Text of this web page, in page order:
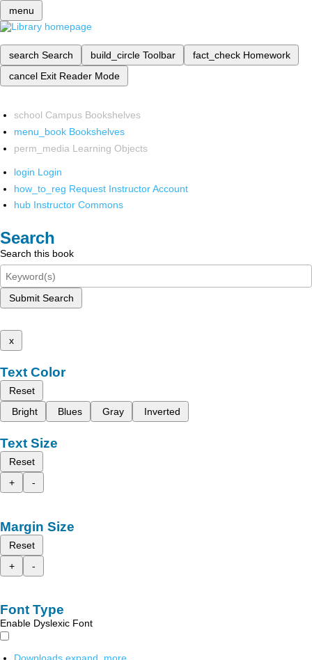
menu
search Search build_circle Toolbar fact_check Homework
cancel Exit Reader Mode
school Campus Bookshelves
menu_book Bookshelves
perm_media Learning Objects
login Login
how_to_reg Request Instructor Account
hub Instructor Commons
Search
Search this book
Submit Search
x
Text Color
Reset
Bright
Blues Gray Inverted
Text Size
Reset
+
-
Margin Size
Reset
+
-
Font Type
Enable Dyslexic Font